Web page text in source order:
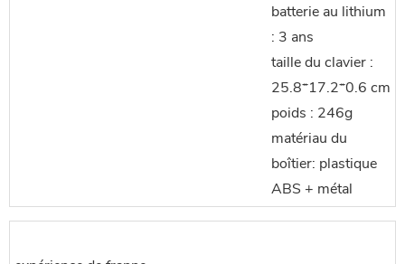
batterie au lithium
: 3 ans
taille du clavier :
25.8*17.2*0.6 cm
poids : 246g
matériau du
boîtier: plastique
ABS + métal